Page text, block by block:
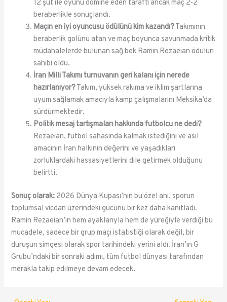
12 şut ile oyunu domine eden taraftı ancak maç 2-2
beraberlikle sonuçlandı.
Maçın en iyi oyuncusu ödülünü kim kazandı?Takımının
beraberlik golünü atan ve maç boyunca savunmada kritik
müdahalelerde bulunan sağ bek Ramin Rezaeian ödülün
sahibi oldu.
İran Milli Takımı turnuvanın geri kalanı için nerede
hazırlanıyor?Takım, yüksek rakıma ve iklim şartlarına
uyum sağlamak amacıyla kamp çalışmalarını Meksika’da
sürdürmektedir.
Politik mesaj tartışmaları hakkında futbolcu ne dedi?
Rezaeian, futbol sahasında kalmak istediğini ve asıl
amacının İran halkının değerini ve yaşadıkları
zorluklardaki hassasiyetlerini dile getirmek olduğunu
belirtti.
Sonuç olarak: 2026 Dünya Kupası’nın bu özel anı, sporun
toplumsal vicdan üzerindeki gücünü bir kez daha kanıtladı.
Ramin Rezaeian’ın hem ayaklarıyla hem de yüreğiyle verdiği bu
mücadele, sadece bir grup maçı istatistiği olarak değil, bir
duruşun simgesi olarak spor tarihindeki yerini aldı. İran’ın G
Grubu’ndaki bir sonraki adımı, tüm futbol dünyası tarafından
merakla takip edilmeye devam edecek.